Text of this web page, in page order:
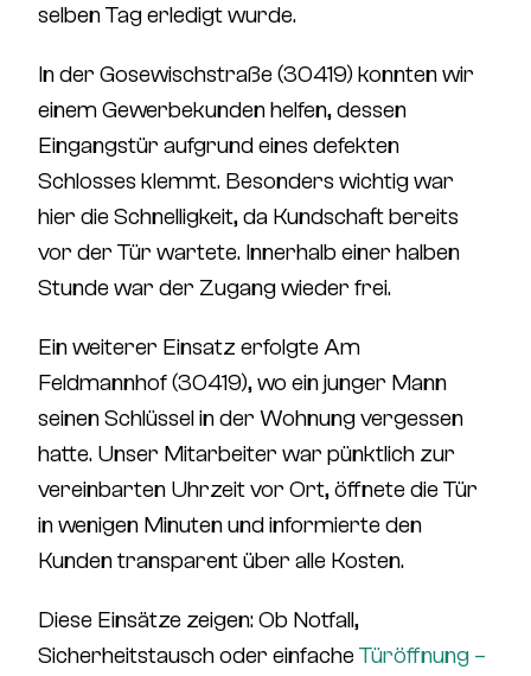
selben Tag erledigt wurde.
In der Gosewischstraße (30419) konnten wir
einem Gewerbekunden helfen, dessen
Eingangstür aufgrund eines defekten
Schlosses klemmt. Besonders wichtig war
hier die Schnelligkeit, da Kundschaft bereits
vor der Tür wartete. Innerhalb einer halben
Stunde war der Zugang wieder frei.
Ein weiterer Einsatz erfolgte Am
Feldmannhof (30419), wo ein junger Mann
seinen Schlüssel in der Wohnung vergessen
hatte. Unser Mitarbeiter war pünktlich zur
vereinbarten Uhrzeit vor Ort, öffnete die Tür
in wenigen Minuten und informierte den
Kunden transparent über alle Kosten.
Diese Einsätze zeigen:Ob Notfall,
Sicherheitstausch oder einfache Türöffnung –